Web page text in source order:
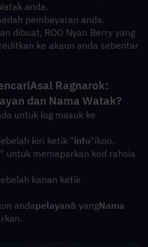
anda.
pembayaran anda.
dibuat, ROO Nyan Berry yang
ke akaun anda sebentar
Asal Ragnarok:
dan Nama Watak?
untuk log masuk ke
kiri ketik "info"ikon.
" untuk memaparkan kod rahsia
kanan ketik
andapelayan& yangNama